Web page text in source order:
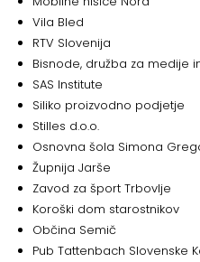
Vila Bled
RTV Slovenija
Bisnode, družba za medije
SAS Institute
Siliko proizvodno podjetje
Stilles d.o.o.
Osnovna šola Simona
Župnija Jarše
Zavod za šport Trbovlje
Koroški dom starostnikov
Občina Semič
Pub Tattenbach Slovenske